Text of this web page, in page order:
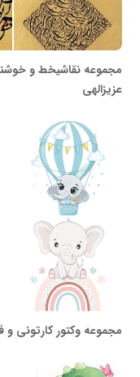
مجموعه نقاشیخط و
عزیزالهی
مجموعه وکتور کارتونی و